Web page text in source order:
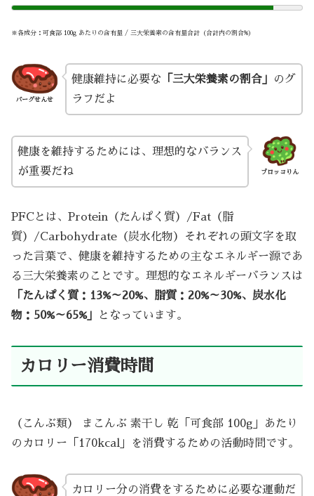
※各成分：可食部 100g あたりの含有量 / 三大栄養素の含有量合計（合計内の割合%）
バーグせんせ
健康維持に必要な 「三大栄養素の割合」
のグ
ラフだよ
ブロッコりん
健康を維持するためには、理想的なバランス
が重要だね
PFCとは、Protein（たんぱく質）/Fat（脂
質）/Carbohydrate（炭水化物）それぞれの頭文字を取
った言葉で、健康を維持するための主なエネルギー源であ
る三大栄養素のことです。理想的なエネルギーバランスは
「たんぱく質：13%～20%、脂質：20%～30%、炭水化
物：50%～65%」
となっています。
カロリー消費時間
（こんぶ類） まこんぶ 素干し 乾「可食部 100g」あたり
のカロリー「170kcal」を消費するための活動時間です。
カロリー分の消費をするために必要な運動だ